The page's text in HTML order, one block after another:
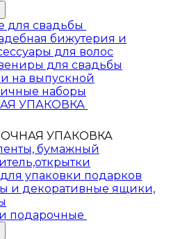
для свадьбы
бижутерия и
для волос
для свадьбы
на выпускной
наборы
УПАКОВКА
УПАКОВКА
бумажный
упаковки подарков
и декоративные ящики,
подарочные